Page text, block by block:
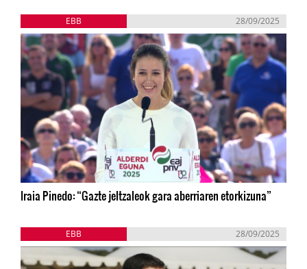
EBB 28/09/2025
Iraia Pinedo: “Gazte jeltzaleok gara aberriaren etorkizuna”
EBB 28/09/2025